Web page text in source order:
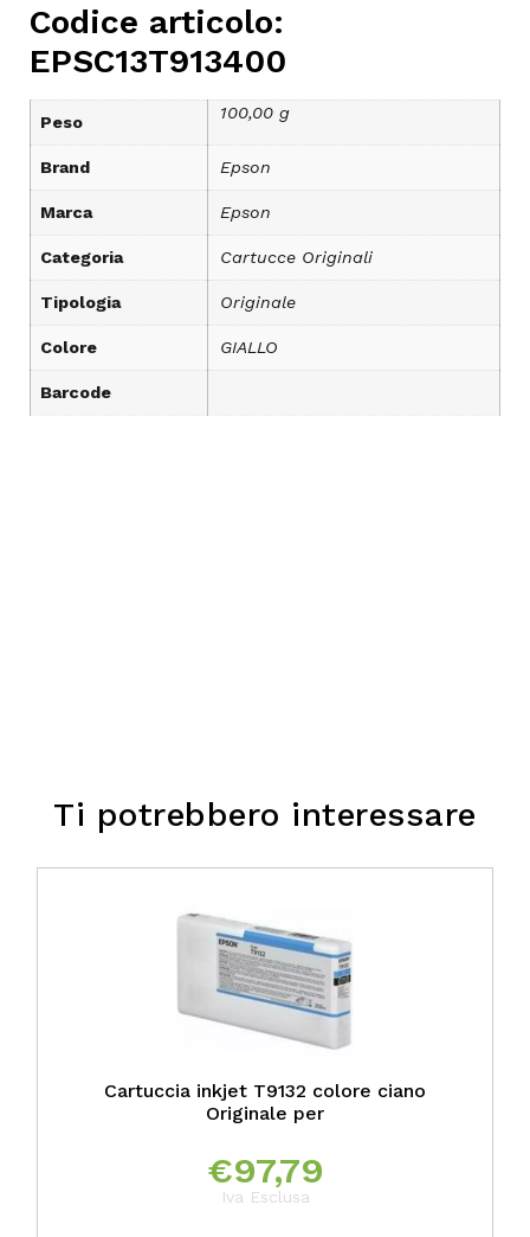
Codice articolo:
EPSC13T913400
Peso 100,00 g
Brand Epson
Marca Epson
Categoria Cartucce Originali
Tipologia Originale
Colore GIALLO
Barcode
Ti potrebbero interessare
Cartuccia inkjet T9132 colore ciano
Originale per
€97,79
Iva Esclusa